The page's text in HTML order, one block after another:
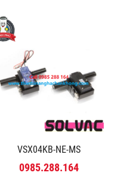
VSX04KB-NE-MS
0985.288.164